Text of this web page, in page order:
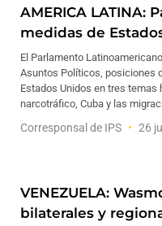
AMERICA LATINA:
medidas de
El Parlamento
Asuntos Políticos, posiciones
Estados Unidos en tres
narcotráfico, Cuba y las
Corresponsal de IPS 26
VENEZUELA:
bilaterales y